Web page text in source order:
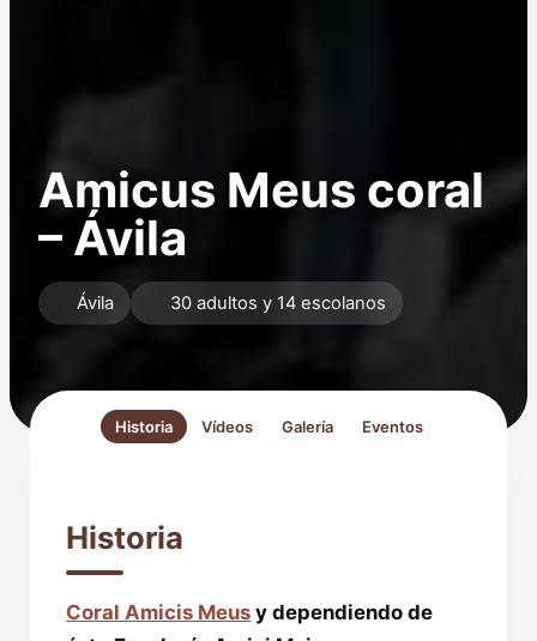
Amicus Meus coral
– Ávila
Ávila 30 adultos y 14 escolanos
Historia Vídeos Galería Eventos
Historia
Coral Amicis Meus y dependiendo de